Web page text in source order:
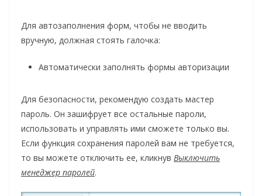
Для автозаполнения форм, чтобы не вводить
вручную, должная стоять галочка:
Автоматически заполнять формы авторизации
Для безопасности, рекомендую создать мастер
пароль. Он зашифрует все остальные пароли,
использовать и управлять ими сможете только вы.
Если функция сохранения паролей вам не требуется,
то вы можете отключить ее, кликнув Выключить
менеджер паролей.